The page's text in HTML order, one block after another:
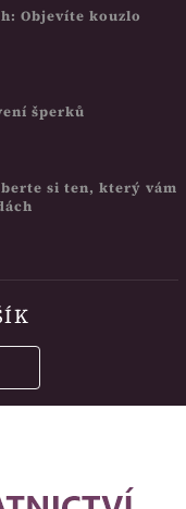
Objevíte kouzlo
šperků
si ten, který vám